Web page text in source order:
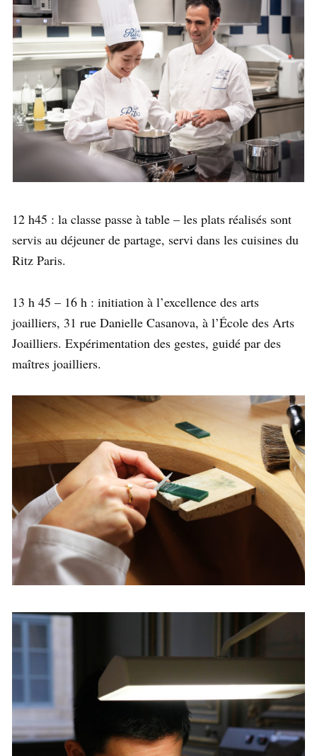
12 h45 : la classe passe à table – les plats réalisés sont
servis au déjeuner de partage, servi dans les cuisines du
Ritz Paris.
13 h 45 – 16 h : initiation à l’excellence des arts
joailliers, 31 rue Danielle Casanova, à l’École des Arts
Joailliers. Expérimentation des gestes, guidé par des
maîtres joailliers.